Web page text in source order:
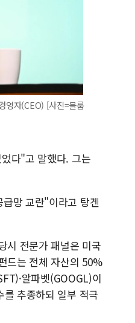
영자(CEO) [사진=블룸
다"고 말했다. 그는
망 교란"이라고 탕겐
시 전문가 패널은 미국
드는 전체 자산의 50%
알파벳(GOOGL)이
추종하되 일부 적극